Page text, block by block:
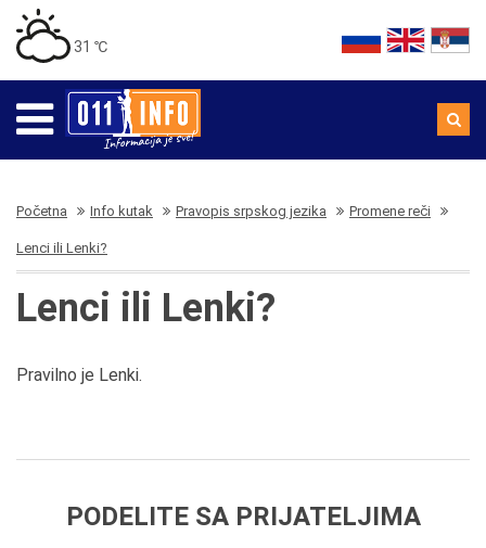
31 ℃
Početna Info kutak Pravopis srpskog jezika Promene reči
Lenci ili Lenki?
Lenci ili Lenki?
Pravilno je Lenki.
PODELITE SA PRIJATELJIMA